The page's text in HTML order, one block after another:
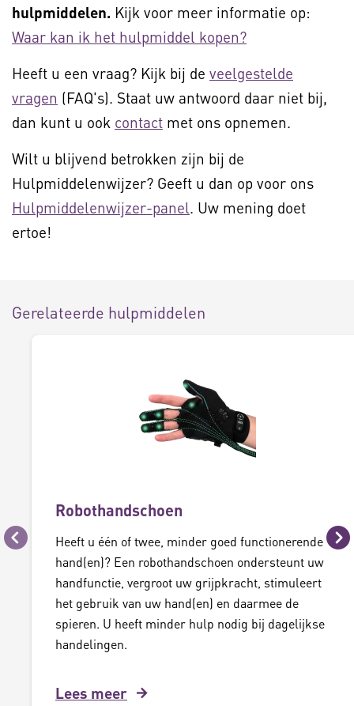
hulpmiddelen. Kijk voor meer informatie op:
Waar kan ik het hulpmiddel kopen?
Heeft u een vraag? Kijk bij de veelgestelde
vragen (FAQ's). Staat uw antwoord daar niet bij,
dan kunt u ook contact met ons opnemen.
Wilt u blijvend betrokken zijn bij de
Hulpmiddelenwijzer? Geeft u dan op voor ons
Hulpmiddelenwijzer-panel. Uw mening doet
ertoe!
Gerelateerde hulpmiddelen
Vorige
Robothandschoen
Heeft u één of twee, minder goed functionerende
hand(en)? Een robothandschoen ondersteunt uw
handfunctie, vergroot uw grijpkracht, stimuleert
het gebruik van uw hand(en) en daarmee de
spieren. U heeft minder hulp nodig bij dagelijkse
handelingen.
Lees meer